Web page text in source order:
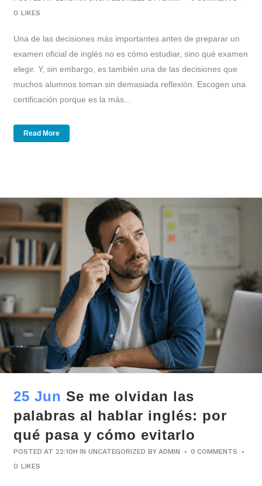
0 LIKES
Una de las decisiones más importantes antes de preparar un
examen oficial de inglés no es cómo estudiar, sino qué examen
elegir. Y, sin embargo, es también una de las decisiones que
muchos alumnos toman sin demasiada reflexión. Escogen una
certificación porque es la más...
Read More
25 Jun Se me olvidan las
palabras al hablar inglés: por
qué pasa y cómo evitarlo
POSTED AT 22:10H INUNCATEGORIZED BYADMIN
0 COMMENTS
0 LIKES